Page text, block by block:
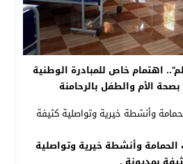
اهتمام خاص للمبادرة الوطنية
بصحة الأم والطفل بالرحامنة
وأنشطة خيرية وتواصلية